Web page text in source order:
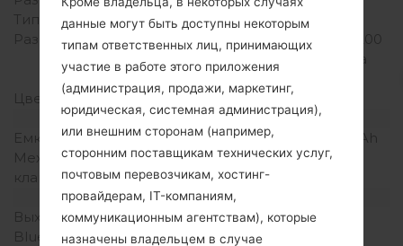
Тип экрана
TFT
Разрешение экрана
240 x 320 пикселей (~200
плотность пикселей на
дюйм)
Цвета экрана
256K цветов
Аккумулятор и клавиатура
Емкость аккумулятора
Съемный Li-Ion 800 mAh
Механическая
клавиатура
Есть
Интерфейсы
Выход для аудио
-
Bluetooth
-
данные могут быть доступны некоторым
типам ответственных лиц, принимающих
участие в работе этого приложения
(администрация, продажи, маркетинг,
юридическая, системная администрация),
или внешним сторонам (например,
сторонним поставщикам технических услуг,
почтовым перевозчикам, хостинг-
провайдерам, IT-компаниям,
коммуникационным агентствам), которые
назначены владельцем в случае